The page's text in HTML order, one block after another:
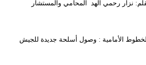
نزار رحمي الهد المحامي والمستشار
الأمامية : وصول أسلحة جديدة للجيش